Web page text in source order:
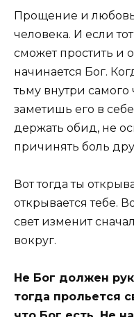
Прощение и
человека. И если
сможет простить и
начинается Бог.
тьму внутри самого
заметишь его в
держать обид, не
причинять боль
Вот тогда ты
открывается тебе.
свет изменит
вокруг.
Не Бог должен
тогда прольется